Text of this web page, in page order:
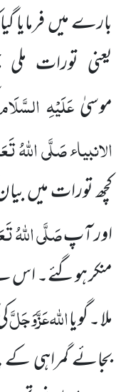
بارے میں فرمایا
یعنی تورات
موسیٰعَلَیْہِ السَّلَام
الانبیاءصَلَّی اللہُ
کچھ تورات میں
اور آپصَلَّی اللہُ
منکر ہوگئے۔اس
ملا ۔ گویااللہعَزَّوَجَلَّ
بجائے گمراہی کے